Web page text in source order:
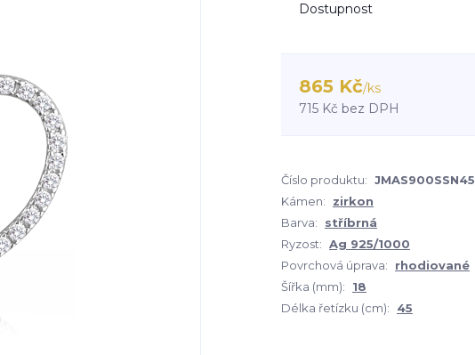
Dostupnost
865 Kč/ks
715 Kč bez DPH
Číslo produktu: JMAS900SSN45
Kámen:
zirkon
Barva:
stříbrná
Ryzost: Ag 925/1000
Povrchová úprava:
rhodiované
Šířka (mm):
18
Délka řetízku (cm):
45